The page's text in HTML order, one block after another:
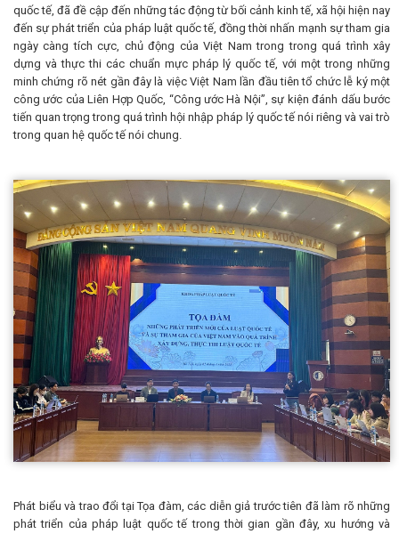
quốc tế, đã đề cập đến những tác động từ bối cảnh kinh tế, xã hội hiện nay
đến sự phát triển của pháp luật quốc tế, đồng thời nhấn mạnh sự tham gia
ngày càng tích cực, chủ động của Việt Nam trong trong quá trình xây
dựng và thực thi các chuẩn mực pháp lý quốc tế, với một trong những
minh chứng rõ nét gần đây là việc Việt Nam lần đầu tiên tổ chức lễ ký một
công ước của Liên Hợp Quốc, “Công ước Hà Nội”, sự kiện đánh dấu bước
tiến quan trọng trong quá trình hội nhập pháp lý quốc tế nói riêng và vai trò
trong quan hệ quốc tế nói chung.
Phát biểu và trao đổi tại Tọa đàm, các diễn giả trước tiên đã làm rõ những
phát triển của pháp luật quốc tế trong thời gian gần đây, xu hướng và